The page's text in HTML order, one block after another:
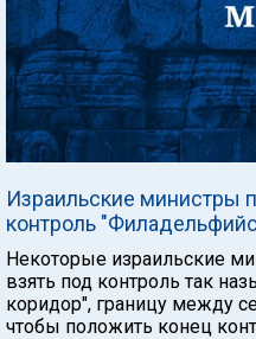
Израильские министры
контроль
Некоторые израильские
взять под контроль так
коридор", границу между
чтобы положить конец